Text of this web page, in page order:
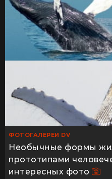
ФОТОГАЛЕРЕИ DV
Необычные формы
прототипами
интересных фото